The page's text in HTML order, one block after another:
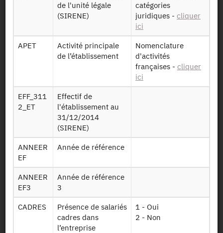
de l'unité légale
(SIRENE)
catégories
juridiques - cliquer
ici
APET
Activité principale
de l’établissement
Nomenclature
d'activités
françaises - cliquer
ici
EFF_311
2_ET
Effectif de
l'établissement au
31/12/2014
(SIRENE)
ANNEER
EF
Année de référence
ANNEER
EF3
Année de référence
3
CADRES
Présence de salariés
cadres dans
l’entreprise
1 - Oui
2 - Non
Documents utiles
Recrutement
Plan d’accès
Newsletter
Presse et rapports
Marchés publics